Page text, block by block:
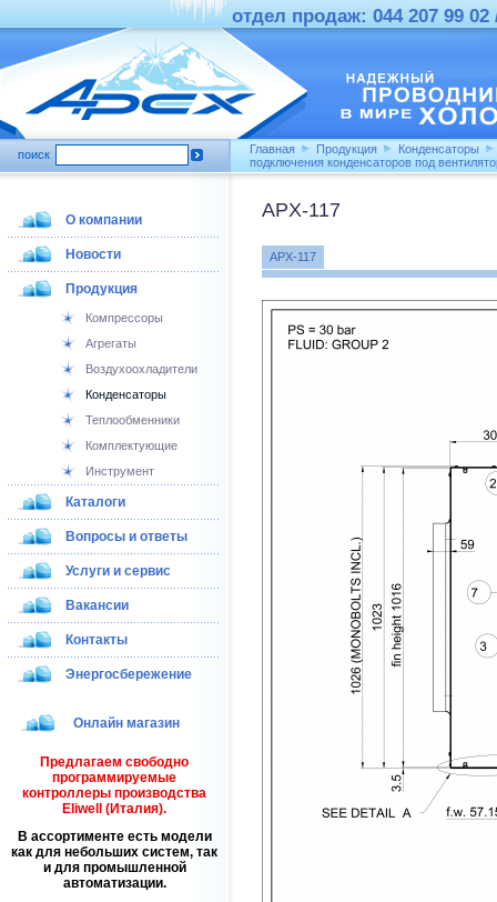
отдел продаж: 044 207 99 02
поиск Главная Продукция
Конденсаторы
подключения конденсаторов под
О компании
Новости
Продукция
Компрессоры
Агрегаты
Воздухоохладители
Конденсаторы
Теплообменники
Комплектующие
Инструмент
Каталоги
Вопросы и ответы
Услуги и сервис
Вакансии
Контакты
Энергосбережение
Онлайн магазин
Предлагаем свободно
программируемые
контроллеры производства
Eliwell (Италия).
В ассортименте есть модели
как для небольших систем, так
и для промышленной
автоматизации.
APX-117
APX-117